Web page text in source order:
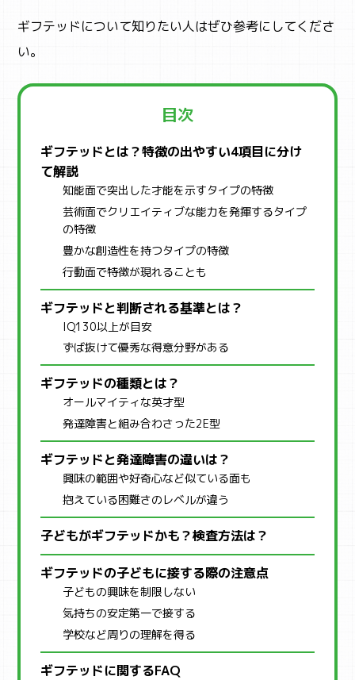
ギフテッドについて知りたい人はぜひ参考にしてくださ
い。
目次
ギフテッドとは？特徴の出やすい4項目に分け
て解説
知能面で突出した才能を示すタイプの特徴
芸術面でクリエイティブな能力を発揮するタイプ
の特徴
豊かな創造性を持つタイプの特徴
行動面で特徴が現れることも
ギフテッドと判断される基準とは？
IQ130以上が目安
ずば抜けて優秀な得意分野がある
ギフテッドの種類とは？
オールマイティな英才型
発達障害と組み合わさった2E型
ギフテッドと発達障害の違いは？
興味の範囲や好奇心など似ている面も
抱えている困難さのレベルが違う
子どもがギフテッドかも？検査方法は？
ギフテッドの子どもに接する際の注意点
子どもの興味を制限しない
気持ちの安定第一で接する
学校など周りの理解を得る
ギフテッドに関するFAQ